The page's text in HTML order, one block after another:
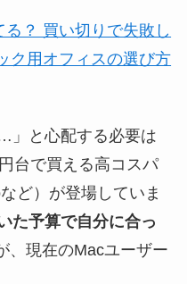
？ 買い切りで失敗し
ク用オフィスの選び方
」と心配する必要は
台で買える高コスパ
ど）が登場していま
た予算で自分に合っ
、現在のMacユーザー